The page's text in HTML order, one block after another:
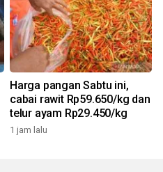
Harga pangan Sabtu ini,
cabai rawit Rp59.650/kg dan
telur ayam Rp29.450/kg
1 jam lalu